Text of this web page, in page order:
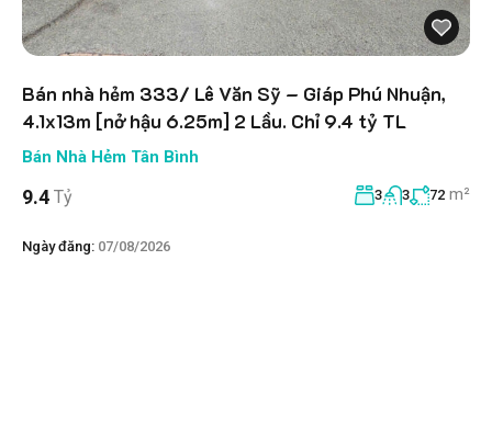
Bán nhà hẻm 333/ Lê Văn Sỹ – Giáp Phú Nhuận,
4.1x13m [nở hậu 6.25m] 2 Lầu. Chỉ 9.4 tỷ TL
Bán Nhà Hẻm Tân Bình
9.4 Tỷ 3 3 72 m²
Ngày đăng: 07/08/2026